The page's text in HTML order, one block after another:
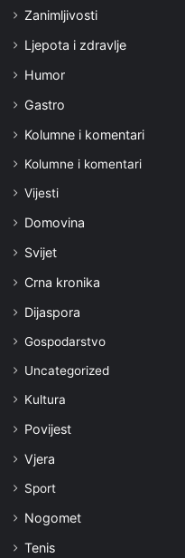
Zanimljivosti
Ljepota i zdravlje
Humor
Gastro
Kolumne i komentari
Kolumne i komentari
Vijesti
Domovina
Svijet
Crna kronika
Dijaspora
Gospodarstvo
Uncategorized
Kultura
Povijest
Vjera
Sport
Nogomet
Tenis